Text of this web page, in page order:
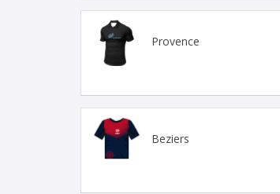
Provence
Beziers